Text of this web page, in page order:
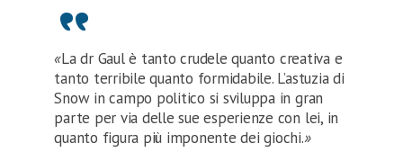
«La dr Gaul è tanto crudele quanto creativa e
tanto terribile quanto formidabile. L’astuzia di
Snow in campo politico si sviluppa in gran
parte per via delle sue esperienze con lei, in
quanto figura più imponente dei giochi.»